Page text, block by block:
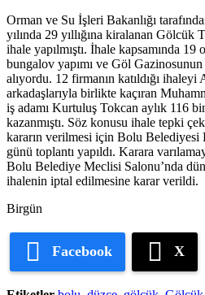
Orman ve Su İşleri Bakanlığı
yılında 29 yıllığına kiralanan Gölcük
ihale yapılmıştı. İhale kapsamında 19
bungalov yapımı ve Göl
alıyordu. 12 firmanın katıldığı ihaleyi
arkadaşlarıyla birlikte kaçıran
iş adamı Kurtuluş Tokcan aylık 116
kazanmıştı. Söz konusu ihale tepki
kararın verilmesi için Bolu Belediyesi
günü toplantı yapıldı. Karara
Bolu Belediye Meclisi Salonu’nda
ihalenin iptal edilmesine karar verildi.
Birgün
Facebook X